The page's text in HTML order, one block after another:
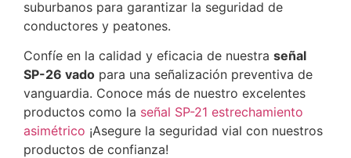
suburbanos para garantizar la seguridad de
conductores y peatones.
Confíe en la calidad y eficacia de nuestra señal
SP-26 vado para una señalización preventiva de
vanguardia. Conoce más de nuestro excelentes
productos como la señal SP-21 estrechamiento
asimétrico ¡Asegure la seguridad vial con nuestros
productos de confianza!